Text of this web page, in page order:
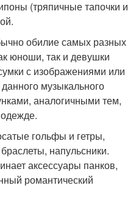
(тряпичные тапочки и
обилие самых разных
юноши, так и девушки
с изображениями или
музыкального
аналогичными тем,
гольфы и гетры,
напульсники.
аксессуары панков,
романтический